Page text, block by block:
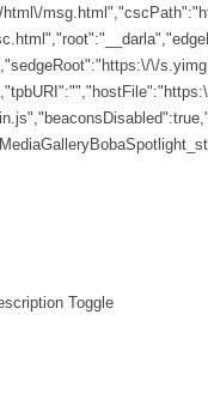
html\/
\/
Toggle